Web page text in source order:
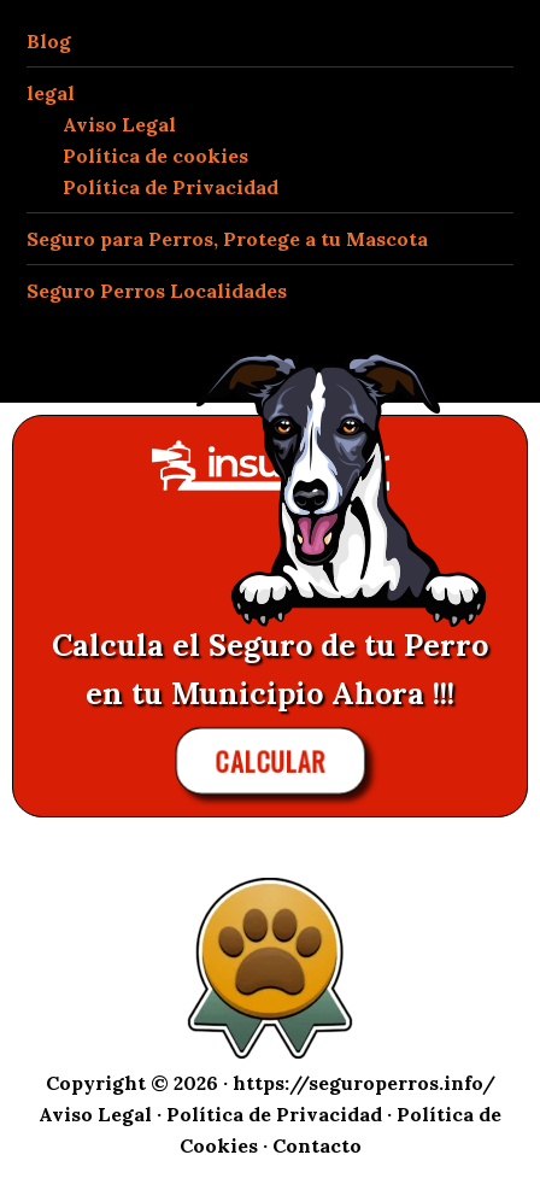
Blog
legal
Aviso Legal
Política de cookies
Política de Privacidad
Seguro para Perros, Protege a tu Mascota
Seguro Perros Localidades
Calcula el Seguro de tu Perro
en tu Municipio Ahora !!!
CALCULAR
Copyright © 2026 · https://seguroperros.info/
Aviso Legal · Política de Privacidad · Política de
Cookies· Contacto